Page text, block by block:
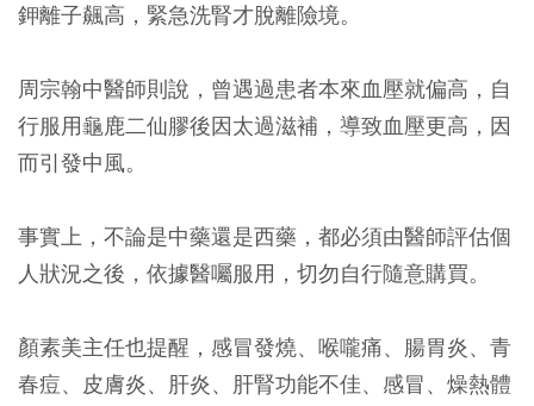
鉀離子飆高，緊急洗腎才脫離險境。
周宗翰中醫師則說，曾遇過患者本來血壓就偏高，自
行服用龜鹿二仙膠後因太過滋補，導致血壓更高，因
而引發中風。
事實上，不論是中藥還是西藥，都必須由醫師評估個
人狀況之後，依據醫囑服用，切勿自行隨意購買。
顏素美主任也提醒，感冒發燒、喉嚨痛、腸胃炎、青
春痘、皮膚炎、肝炎、肝腎功能不佳、感冒、燥熱體